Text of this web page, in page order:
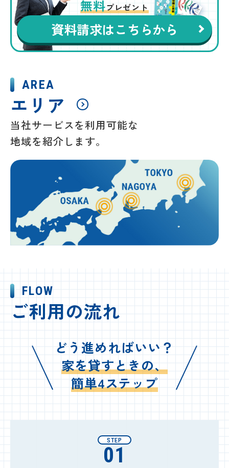
無料プレゼント
資料請求はこちらから
AREA
エリア
当社サービスを利用可能な
地域を紹介します。
FLOW
ご利用の流れ
どう進めればいい？
家を貸すときの、
簡単4ステップ
STEP
01